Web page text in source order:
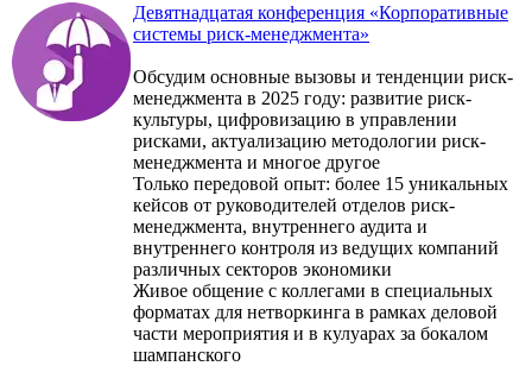
Девятнадцатая конференция «Корпоративные
системы риск-менеджмента»
Обсудим основные вызовы и тенденции риск-
менеджмента в 2025 году: развитие риск-
культуры, цифровизацию в управлении
рисками, актуализацию методологии риск-
менеджмента и многое другое
Только передовой опыт: более 15 уникальных
кейсов от руководителей отделов риск-
менеджмента, внутреннего аудита и
внутреннего контроля из ведущих компаний
различных секторов экономики
Живое общение с коллегами в специальных
форматах для нетворкинга в рамках деловой
части мероприятия и в кулуарах за бокалом
шампанского